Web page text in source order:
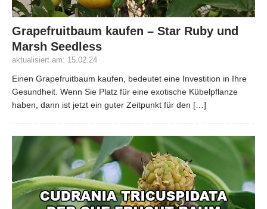
Grapefruitbaum kaufen – Star Ruby und
Marsh Seedless
aktualisiert am: 15.02.24
Einen Grapefruitbaum kaufen, bedeutet eine Investition in Ihre
Gesundheit. Wenn Sie Platz für eine exotische Kübelpflanze
haben, dann ist jetzt ein guter Zeitpunkt für den […]